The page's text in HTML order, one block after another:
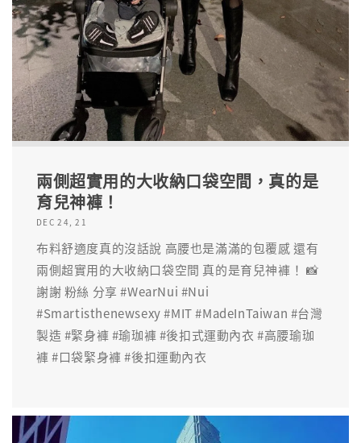
兩側超實用的大收納口袋空間，真的是
育兒神褲！
DEC 24, 21
布料舒適度真的沒話說 高腰也是滿滿的包覆感 還有
兩側超實用的大收納口袋空間 真的是育兒神褲！ 📸
謝謝 粉絲 分享 #WearNui #Nui
#Smartisthenewsexy #MIT #MadeInTaiwan #台灣
製造 #緊身褲 #瑜珈褲 #後扣式運動內衣 #高腰瑜珈
褲 #口袋緊身褲 #後扣運動內衣